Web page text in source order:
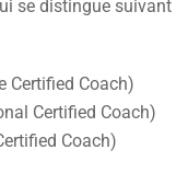
se distingue
Certified Coach)
Certified Coach)
Coach)